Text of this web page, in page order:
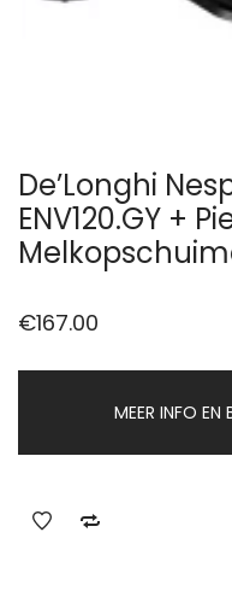
De’Longhi
ENV120.GY +
€167.00
MEER INFO EN